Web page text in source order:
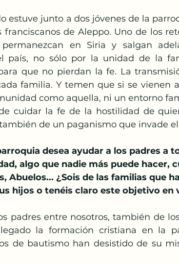
franciscanos de Aleppo. Uno de los
en Siria y salgan
país, no sólo por la unidad de la
que no pierdan la fe. La
familia. Y temen que si se vienen
como aquella, ni un entorno
de un paganismo que invade
parroquia desea ayudar a los padres a
algo que nadie más puede hacer,
Abuelos... ¿Sois de las familias que
hijos o tenéis claro este objetivo en
padres entre nosotros, también de
la formación cristiana en la
de bautismo han desistido de su